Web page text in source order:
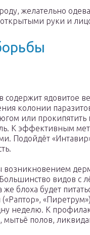
желательно
руки и
содержит ядовитое
колонии
или
К эффективным
Подойдёт
возникновением
видов с
же блоха будет
неделю. К
мытьё полов,